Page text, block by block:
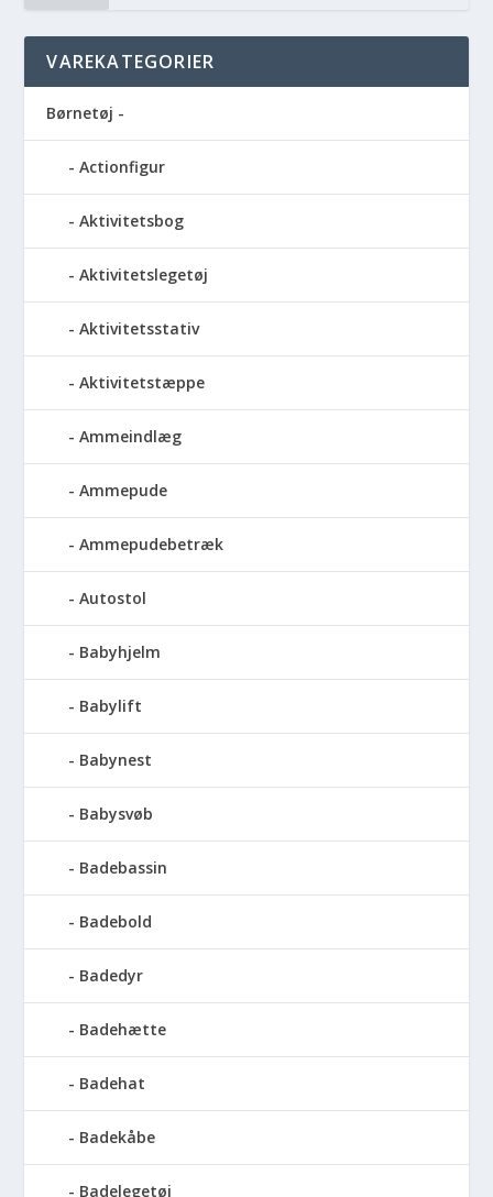
VAREKATEGORIER
Børnetøj -
Actionfigur
Aktivitetsbog
Aktivitetslegetøj
Aktivitetsstativ
Aktivitetstæppe
Ammeindlæg
Ammepude
Ammepudebetræk
Autostol
Babyhjelm
Babylift
Babynest
Babysvøb
Badebassin
Badebold
Badedyr
Badehætte
Badehat
Badekåbe
Badelegetøj